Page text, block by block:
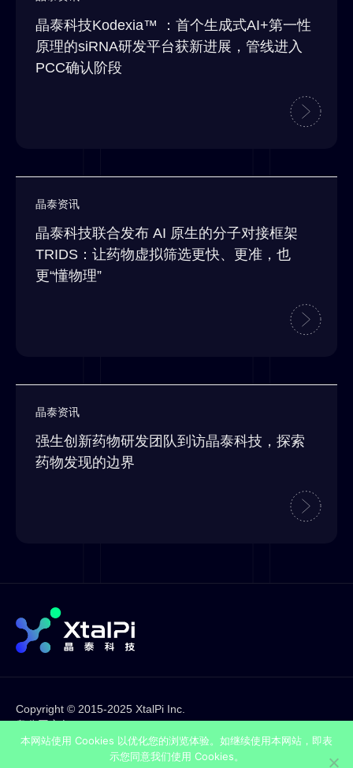
晶泰科技Kodexia™ ：首个生成式AI+第一性
原理的siRNA研发平台获新进展，管线进入
PCC确认阶段
晶泰资讯
晶泰科技联合发布 AI 原生的分子对接框架
TRIDS：让药物虚拟筛选更快、更准，也
更“懂物理”
晶泰资讯
强生创新药物研发团队到访晶泰科技，探索
药物发现的边界
Copyright © 2015-2025 XtalPi Inc.
粤公网安备44030002001636
粤ICP备17120953号
本网站使用 Cookies 以优化您的浏览体验。如继续使用本网站，即表
示您同意我们使用 Cookies。